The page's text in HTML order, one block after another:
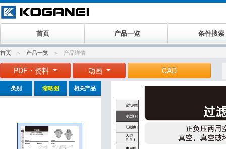
首页 产品一览 条件搜索
首页 产品一览 产品详情
PDF・资料 动画 CAD
类别 缩略图 相关产品